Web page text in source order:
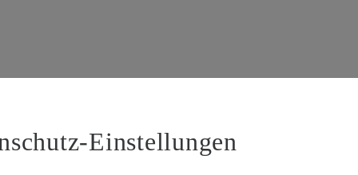
Dirk Neuhaus (Vorstandsmitglied), Peter Wagener
Einstellungen